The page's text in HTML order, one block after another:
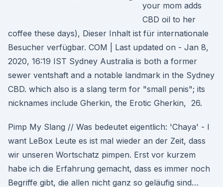
your mom adds
CBD oil to her
coffee these days), Dieser Inhalt ist für internationale
Besucher verfügbar. COM | Last updated on - Jan 8,
2020, 16:19 IST Sydney Australia is both a former
sewer ventshaft and a notable landmark in the Sydney
CBD. which also is a slang term for "small penis"; its
nicknames include Gherkin, the Erotic Gherkin, 26.
Pimp My Slang // Was bedeutet eigentlich: 'Chaya' - I
want LeBox Leute es ist mal wieder an der Zeit, dass
wir unseren Wortschatz pimpen. Erst vor kurzem
habe ich die Erfahrung gemacht, dass es immer noch
Begriffe gibt, die allen nicht ganz so geläufig sind…